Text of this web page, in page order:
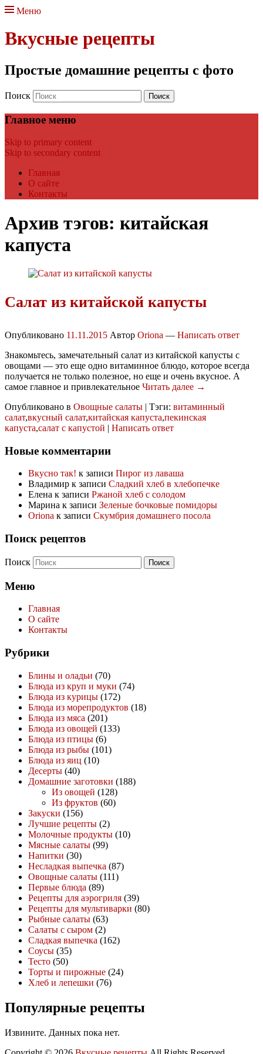
Меню
Вкусные рецепты
Простые домашние рецепты с фото
Поиск
Главное меню
Skip to primary content
Skip to secondary content
Главная
О сайте
Контакты
Архив тэгов: китайская
капуста
Салат из китайской капусты
Опубликовано 11.11.2015 Автор Oriona — Написать ответ
Знакомьтесь, замечательный салат из китайской капусты с
овощами — это еще одно витаминное блюдо, которое всегда
получается не только полезное, но еще и очень вкусное. А
самое главное и привлекательное Читать далее →
Опубликовано в Овощные салаты | Тэги: витаминный
салат,вкусный салат,китайская капуста,пекинская
капуста,салат с капустой | Написать ответ
Новые комментарии
Вкусно так! к записи Пирог из лаваша
Владимир к записи Сладкий хлеб в хлебопечке
Елена к записи Ржаной хлеб с солодом
Марина к записи Зеленые бочковые помидоры
Oriona к записи Скумбрия домашнего посола
Поиск рецептов
Поиск
Меню
Главная
О сайте
Контакты
Рубрики
Блины и оладьи (70)
Блюда из круп и муки (74)
Блюда из курицы (172)
Блюда из морепродуктов (18)
Блюда из мяса (201)
Блюда из овощей (133)
Блюда из птицы (6)
Блюда из рыбы (101)
Блюда из яиц (10)
Десерты (40)
Домашние заготовки (188)
Из овощей (128)
Из фруктов (60)
Закуски (156)
Лучшие рецепты (2)
Молочные продукты (10)
Мясные салаты (99)
Напитки (30)
Несладкая выпечка (87)
Овощные салаты (111)
Первые блюда (89)
Рецепты для аэрогриля (39)
Рецепты для мультиварки (80)
Рыбные салаты (63)
Салаты с сыром (2)
Сладкая выпечка (162)
Соусы (35)
Тесто (50)
Торты и пирожные (24)
Хлеб и лепешки (76)
Популярные рецепты
Извините. Данных пока нет.